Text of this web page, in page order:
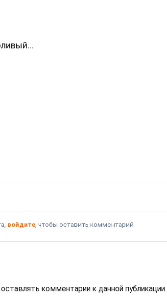
войдите, чтобы оставить комментарий
комментарии к данной публикации.